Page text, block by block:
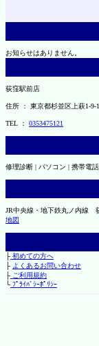
お知らせはありません。
荻窪駅前店
住所 ： 東京都杉並区上萩1-
TEL ： 0353475121
修理診断 | パソコン | 携帯電
JR中央線・地下鉄丸ノ内線
地図
├初めての方へ
├ よくあるお問い合わせ
├ご利用規約
└ﾌﾟﾗｲﾊﾞｼｰﾎﾟﾘｼｰ